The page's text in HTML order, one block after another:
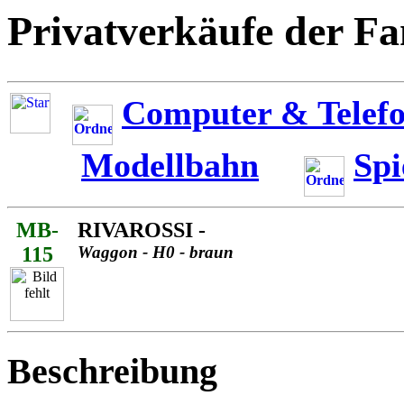
Privatverkäufe der
Computer &
Modellbahn
MB-
115
RIVAROSSI -
Waggon - H0 - braun
Beschreibung